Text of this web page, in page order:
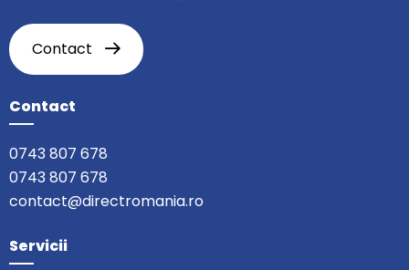
Contact
Contact
0743 807 678
0743 807 678
contact@directromania.ro
Servicii